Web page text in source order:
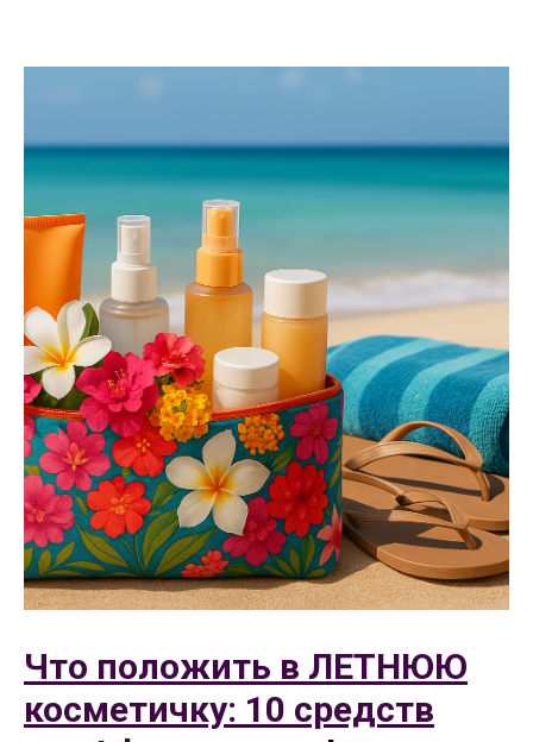
Что положить в ЛЕТНЮЮ
косметичку: 10 средств